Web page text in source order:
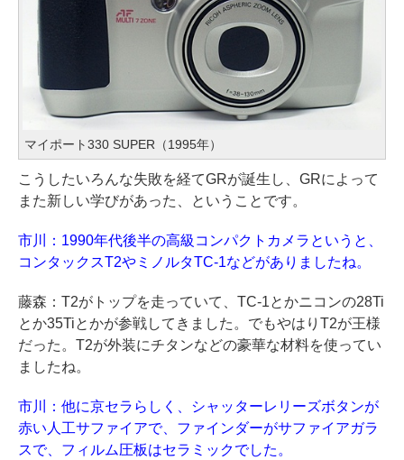
マイポート330 SUPER（1995年）
こうしたいろんな失敗を経てGRが誕生し、GRによって
また新しい学びがあった、ということです。
市川：1990年代後半の高級コンパクトカメラというと、
コンタックスT2やミノルタTC-1などがありましたね。
藤森：T2がトップを走っていて、TC-1とかニコンの28Ti
とか35Tiとかが参戦してきました。でもやはりT2が王様
だった。T2が外装にチタンなどの豪華な材料を使ってい
ましたね。
市川：他に京セラらしく、シャッターレリーズボタンが
赤い人工サファイアで、ファインダーがサファイアガラ
スで、フィルム圧板はセラミックでした。